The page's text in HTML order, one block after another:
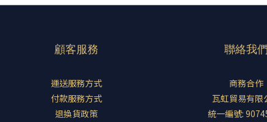
顧客服務
運送服務方式
付款服務方式
退換貨政策
聯絡我們
商務合作
瓦虹貿易有限
統一編號: